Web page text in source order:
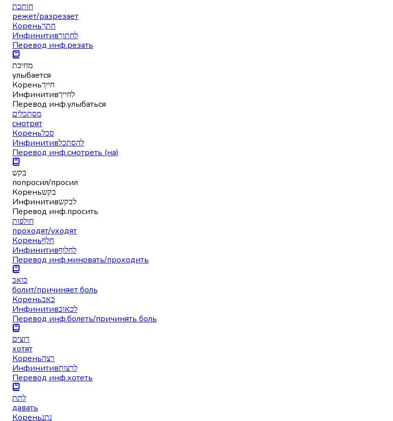
חותכת
режет/разрезает
Кореньחתך
Инфинитивלחתוך
Перевод инф.резать
מחיכת
улыбается
Кореньחייך
Инфинитивלחייך
Перевод инф.улыбаться
מסתכלים
смотрят
Кореньסכל
Инфинитивלהסתכל
Перевод инф.смотреть (на)
בקש
попросил/просил
Кореньבקש
Инфинитивלבקש
Перевод инф.просить
חולפות
проходят/уходят
Кореньחלף
Инфинитивלחלוף
Перевод инф.миновать/проходить
כואב
болит/причиняет боль
Кореньכאב
Инфинитивלכאוב
Перевод инф.болеть/причинять боль
רוצים
хотят
Кореньרצה
Инфинитивלרצות
Перевод инф.хотеть
לתת
давать
Кореньנתנ